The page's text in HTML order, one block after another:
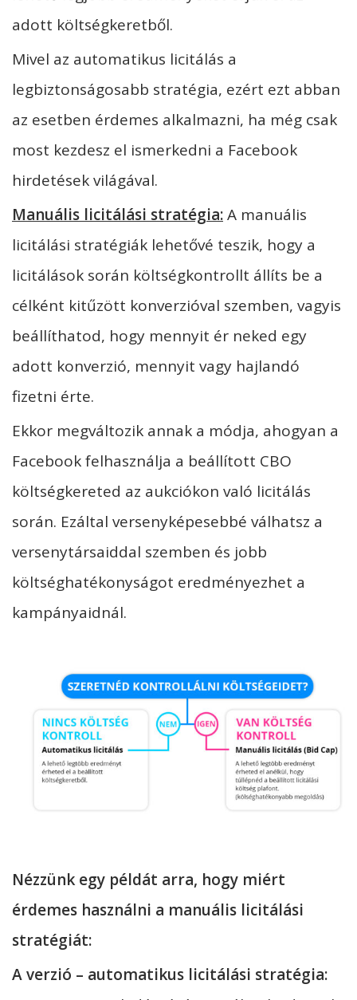
adott költségkeretből.
Mivel az automatikus licitálás a
legbiztonságosabb stratégia, ezért ezt abban
az esetben érdemes alkalmazni, ha még csak
most kezdesz el ismerkedni a Facebook
hirdetések világával.
Manuális licitálási stratégia:A manuális
licitálási stratégiák lehetővé teszik, hogy a
licitálások során költségkontrollt állíts be a
célként kitűzött konverzióval szemben, vagyis
beállíthatod, hogy mennyit ér neked egy
adott konverzió, mennyit vagy hajlandó
fizetni érte.
Ekkor megváltozik annak a módja, ahogyan a
Facebook felhasználja a beállított CBO
költségkereted az aukciókon való licitálás
során. Ezáltal versenyképesebbé válhatsz a
versenytársaiddal szemben és jobb
költséghatékonyságot eredményezhet a
kampányaidnál.
Nézzünk egy példát arra, hogy miért
érdemes használni a manuális licitálási
stratégiát:
A verzió – automatikus licitálási stratégia: